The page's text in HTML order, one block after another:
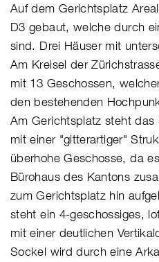
Auf dem Gerichtsplatz
D3 gebaut, welche durch
sind. Drei Häuser mit
Am Kreisel der
mit 13 Geschossen,
den bestehenden
Am Gerichtsplatz steht
mit einer "gitterartiger"
überhohe Geschosse, da
Bürohaus des Kantons
zum Gerichtsplatz hin
steht ein 4-geschossiges,
mit einer deutlichen
Sockel wird durch eine